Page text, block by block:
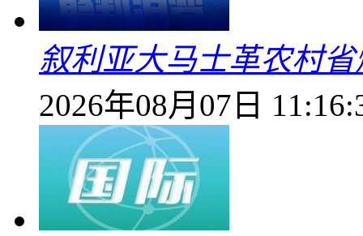
叙利亚大马士革农村
2026年08月07日